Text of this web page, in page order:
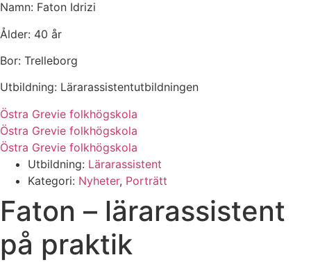
Namn: Faton Idrizi
Ålder: 40 år
Bor: Trelleborg
Utbildning: Lärarassistentutbildningen
Östra Grevie folkhögskola
Östra Grevie folkhögskola
Östra Grevie folkhögskola
Utbildning: Lärarassistent
Kategori: Nyheter, Porträtt
Faton – lärarassistent
på praktik